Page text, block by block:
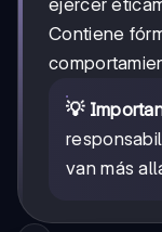
Contiene
💡
van más